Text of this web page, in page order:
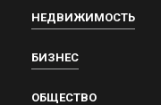
НЕДВИЖИМОСТЬ
БИЗНЕС
ОБЩЕСТВО